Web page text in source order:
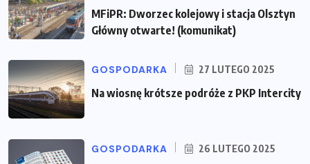
MFiPR: Dworzec kolejowy i stacja Olsztyn
Główny otwarte! (komunikat)
GOSPODARKA 27 LUTEGO 2025
Na wiosnę krótsze podróże z PKP Intercity
GOSPODARKA 26 LUTEGO 2025